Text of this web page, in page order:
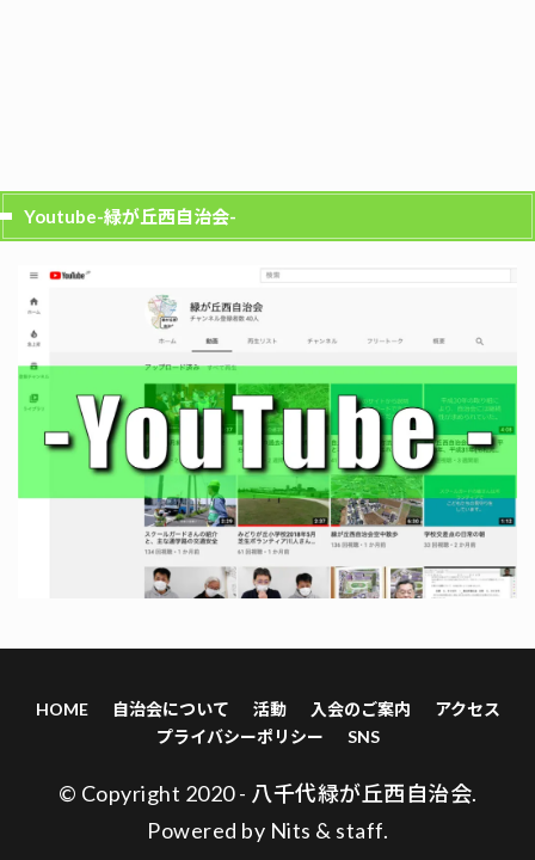
Youtube-緑が丘西自治会-
HOME 自治会について 活動 入会のご案内
アクセス
プライバシーポリシー
SNS
© Copyright 2020 - 八千代緑が丘西自治会.
Powered by Nits & staff.